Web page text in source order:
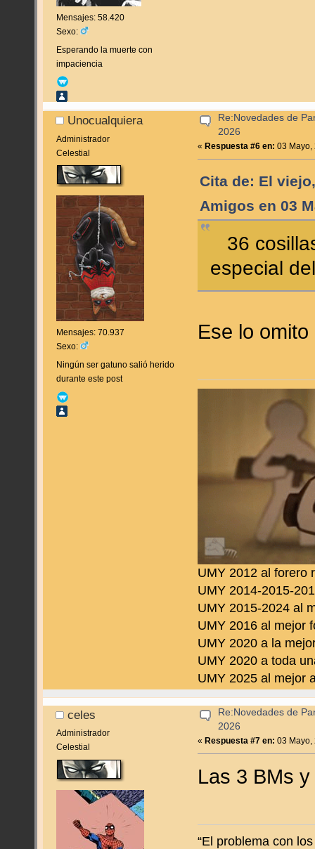
Mensajes: 58.420
Sexo:
Esperando la muerte con
impaciencia
Unocualquiera
Administrador
Celestial
Mensajes: 70.937
Sexo:
Ningún ser gatuno salió herido
durante este post
Re:Novedades de
2026
« Respuesta #6 en: 03 Mayo,
Cita de: El
Amigos en 03
36
especial
Ese lo
UMY 2012 al forero
UMY 2014-2015-
UMY 2015-2024 al
UMY 2016 al mejor
UMY 2020 a la
UMY 2020 a toda
UMY 2025 al mejor
celes
Administrador
Celestial
Re:Novedades de
2026
«Respuesta #7 en: 03 Mayo,
Las 3 BMs y
“El problema con